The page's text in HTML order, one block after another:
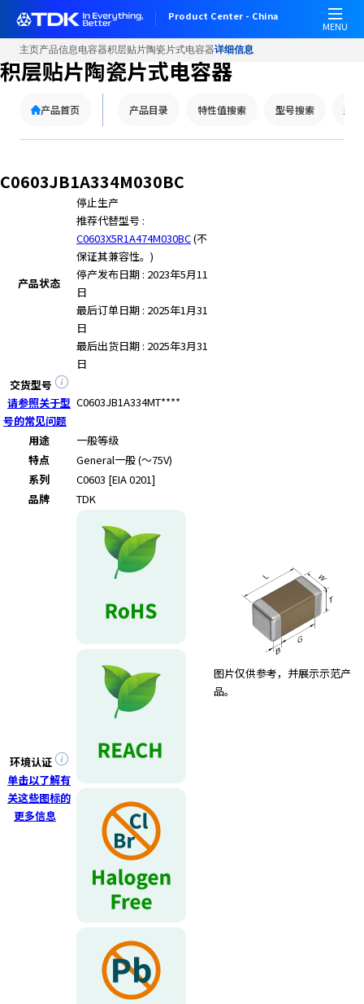
Product Center - China
MENU
主页产品信息电容器积层贴片陶瓷片式电容器详细信息
积层贴片陶瓷片式电容器
产品首页 产品目录 特性值搜索 型号搜索 型
C0603JB1A334M030BC
产品状态
停止生产
推荐代替型号 :
C0603X5R1A474M030BC(不
保证其兼容性。)
停产发布日期 : 2023年5月11
日
最后订单日期 : 2025年1月31
日
最后出货日期 : 2025年3月31
日
交货型号
请参照关于型
号的常见问题
C0603JB1A334MT****
用途
一般等级
特点
General一般 (～75V)
系列
C0603 [EIA 0201]
品牌
TDK
环境认证
单击以了解有
关这些图标的
更多信息
图片仅供参考，并展示示范产
品。